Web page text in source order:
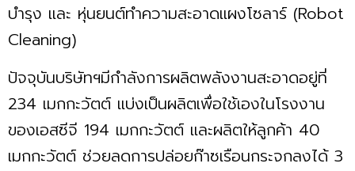
บำรุง และ หุ่นยนต์ทำความสะอาดแผงโซลาร์ (Robot
Cleaning)
ปัจจุบันบริษัทฯมีกำลังการผลิตพลังงานสะอาดอยู่ที่
234 เมกกะวัตต์ แบ่งเป็นผลิตเพื่อใช้เองในโรงงาน
ของเอสซีจี 194 เมกกะวัตต์ และผลิตให้ลูกค้า 40
เมกกะวัตต์ ช่วยลดการปล่อยก๊าซเรือนกระจกลงได้ 3